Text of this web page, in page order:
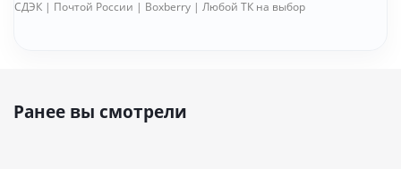
СДЭК | Почтой России | Boxberry | Любой ТК на выбор
Ранее вы смотрели